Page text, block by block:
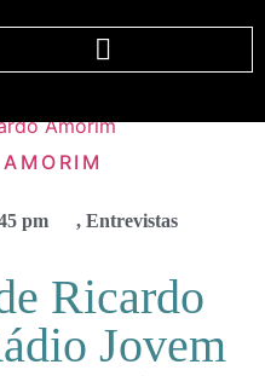
pm , Entrevistas
Ricardo
Jovem